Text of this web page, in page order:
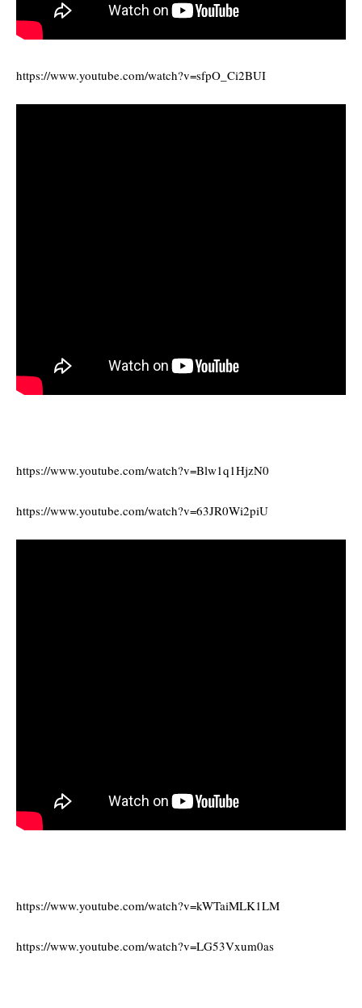
https://www.youtube.com/watch?v=sfpO_Ci2BUI
https://www.youtube.com/watch?v=Blw1q1HjzN0
https://www.youtube.com/watch?v=63JR0Wi2piU
https://www.youtube.com/watch?v=kWTaiMLK1LM
https://www.youtube.com/watch?v=LG53Vxum0as